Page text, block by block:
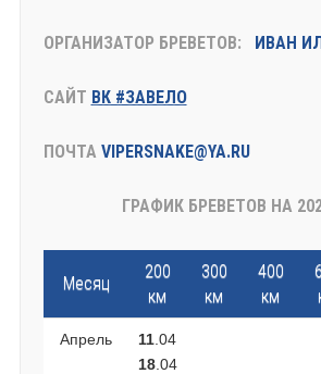
ОРГАНИЗАТОР БРЕВЕТОВ: ИВАН
САЙТ ВК #ЗАВЕЛО
ПОЧТА VIPERSNAKE@YA.RU
ГРАФИК БРЕВЕТОВ НА
Месяц
200
км
300
км
400
км
Апрель 11 .04
18.04